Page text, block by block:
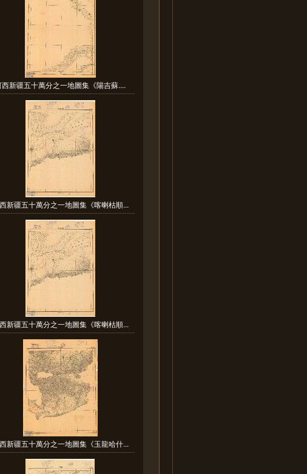
西新疆五十萬分之一地圖集《陽吉蘇....
新疆五十萬分之一地圖集《喀喇枯順...
新疆五十萬分之一地圖集《喀喇枯順...
新疆五十萬分之一地圖集《玉龍哈什...